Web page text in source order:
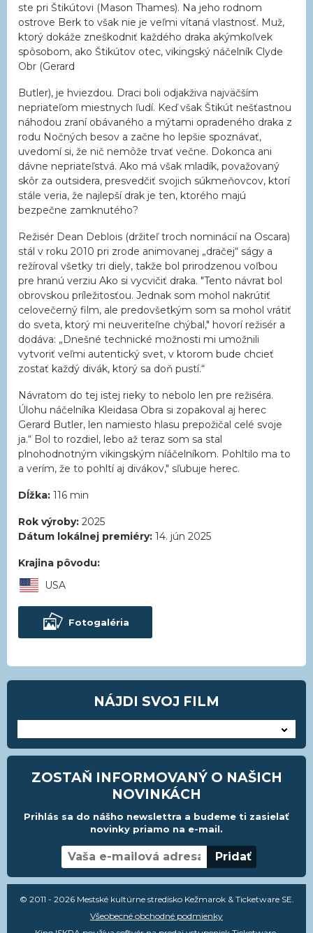
ste pri Štikútovi (Mason Thames). Na jeho rodnom
ostrove Berk to však nie je veľmi vítaná vlastnosť. Muž,
ktorý dokáže zneškodniť každého draka akýmkoľvek
spôsobom, ako Štikútov otec, vikingský náčelník Clyde
Obr (Gerard
Butler), je hviezdou. Draci boli odjakživa najväčším
nepriateľom miestnych ľudí. Keď však Štikút nešťastnou
náhodou zraní obávaného a mýtami opradeného draka z
rodu Nočných besov a začne ho lepšie spoznávať,
uvedomí si, že nič nemôže trvať večne. Dokonca ani
dávne nepriateľstvá. Ako má však mladík, považovaný
skôr za outsidera, presvedčiť svojich súkmeňovcov, ktorí
stále veria, že najlepší drak je ten, ktorého majú
bezpečne zamknutého?
Režisér Dean Deblois (držiteľ troch nominácií na Oscara)
stál v roku 2010 pri zrode animovanej „dračej“ ságy a
režíroval všetky tri diely, takže bol prirodzenou voľbou
pre hranú verziu Ako si vycvičiť draka. "Tento návrat bol
obrovskou príležitosťou. Jednak som mohol nakrútiť
celovečerný film, ale predovšetkým som sa mohol vrátiť
do sveta, ktorý mi neuveriteľne chýbal," hovorí režisér a
dodáva: „Dnešné technické možnosti mi umožnili
vytvoriť veľmi autentický svet, v ktorom bude chcieť
zostať každý divák, ktorý sa doň pustí.“
Návratom do tej istej rieky to nebolo len pre režiséra.
Úlohu náčelníka Kleidasa Obra si zopakoval aj herec
Gerard Butler, len namiesto hlasu prepožičal celé svoje
ja.“ Bol to rozdiel, lebo až teraz som sa stal
plnohodnotným vikingským níáčelníkom. Pohltilo ma to
a verím, že to pohltí aj divákov," sľubuje herec.
Dĺžka: 116 min
Rok výroby: 2025
Dátum lokálnej premiéry: 14. jún 2025
Krajina pôvodu:
USA
Fotogaléria
NÁJDI SVOJ FILM
ZOSTAŇ INFORMOVANÝ O NAŠICH
NOVINKÁCH
Prihlás sa do nášho newslettra a budeme ti zasielať
novinky priamo na e-mail.
© 2011 - 2026 Mestské kultúrne stredisko Kežmarok & Ticketware SE.
Všeobecné obchodné podmienky